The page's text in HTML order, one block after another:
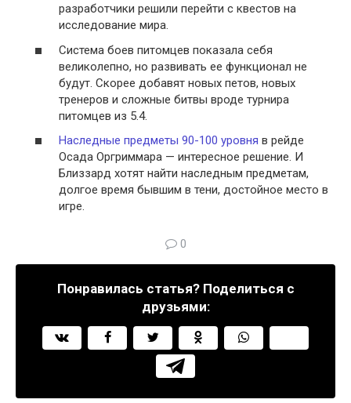
разработчики решили перейти с квестов на
исследование мира.
Система боев питомцев показала себя
великолепно, но развивать ее функционал не
будут. Скорее добавят новых петов, новых
тренеров и сложные битвы вроде турнира
питомцев из 5.4.
Наследные предметы 90-100 уровня в рейде
Осада Оргриммара — интересное решение. И
Близзард хотят найти наследным предметам,
долгое время бывшим в тени, достойное место в
игре.
0
Понравилась статья? Поделиться с
друзьями: